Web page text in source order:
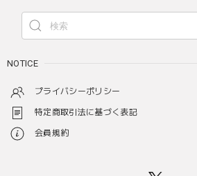
NOTICE
プライバシーポリシー
特定商取引法に基づく表記
会員規約